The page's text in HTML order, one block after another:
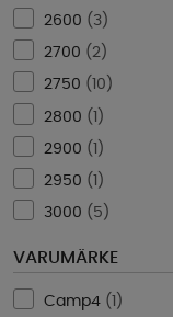
2600 ( 3)
2700 ( 2)
2750 ( 10 )
2800 (1 )
2900 (1 )
2950 ( )
3000 ( 5 )
VARUMÄRKE
Camp4 ( )